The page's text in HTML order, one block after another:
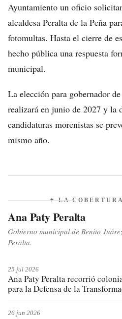
Ayuntamiento un oficio
alcaldesa Peralta de la Peña
fotomultas. Hasta el cierre de
hecho pública una respuesta
municipal.
La elección para gobernador
realizará en junio de 2027 y la
candidaturas morenistas se
mismo año.
✦ LA
Ana Paty Peralta
Gobierno municipal de Benito
Peralta.
25 jul 2026
Ana Paty Peralta recorrió
para la Defensa de la
26 jun 2026